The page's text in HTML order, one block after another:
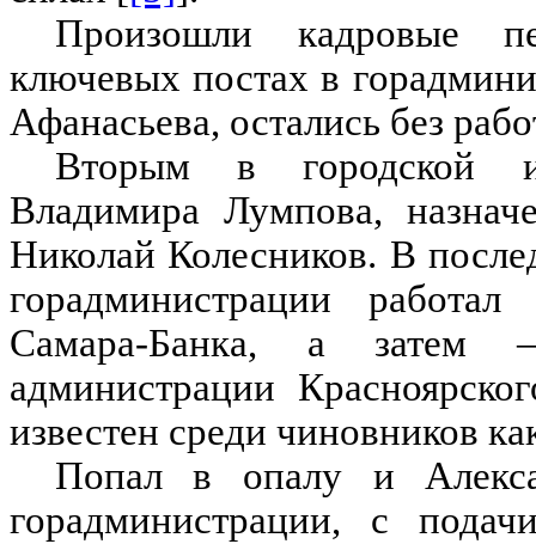
Произошли кадровые
ключевых постах в
Афанасьева, остались без
Вторым в городской
Владимира Лумпова,
Николай Колесников. В
горадминистрации
Самара-Банка, а затем
администрации
известен среди чиновников
Попал в опалу и
горадминистрации, с